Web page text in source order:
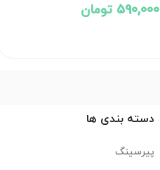
590,000 تومان
دسته بندی ها
پیرسینگ